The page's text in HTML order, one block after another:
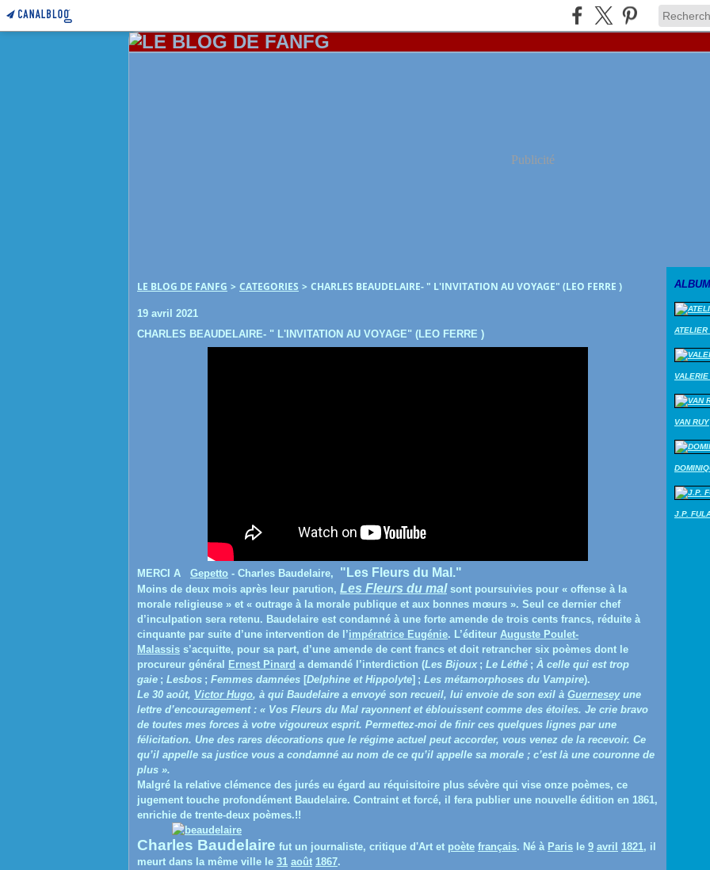
Publicité
LE BLOG DE FANFG > CATEGORIES > CHARLES BEAUDELAIRE- " L'INVITATION AU VOYAGE" (LEO FERRE )
19 avril 2021
CHARLES BEAUDELAIRE- " L'INVITATION AU VOYAGE" (LEO FERRE )
MERCI A Gepetto - Charles Baudelaire, "Les Fleurs du Mal."
Moins de deux mois après leur parution, Les Fleurs du malsont poursuivies pour « offense à la
morale religieuse » et « outrage à la morale publique et aux bonnes mœurs ». Seul ce dernier chef
d’inculpation sera retenu. Baudelaire est condamné à une forte amende de trois cents francs, réduite à
cinquante par suite d’une intervention de l’impératrice Eugénie. L’éditeur Auguste Poulet-
Malassis s’acquitte, pour sa part, d’une amende de cent francs et doit retrancher six poèmes dont le
procureur général Ernest Pinard a demandé l’interdiction (Les Bijoux; Le Léthé ; À celle qui est trop
gaie ; Lesbos ; Femmes damnées [Delphine et Hippolyte] ; Les métamorphoses du Vampire).
Le 30 août, Victor Hugo, à qui Baudelaire a envoyé son recueil, lui envoie de son exil à Guerneseyune
lettre d’encouragement : « Vos Fleurs du Mal rayonnent et éblouissent comme des étoiles. Je crie bravo
de toutes mes forces à votre vigoureux esprit. Permettez-moi de finir ces quelques lignes par une
félicitation. Une des rares décorations que le régime actuel peut accorder, vous venez de la recevoir. Ce
qu’il appelle sa justice vous a condamné au nom de ce qu’il appelle sa morale ; c’est là une couronne de
plus ».
Malgré la relative clémence des jurés eu égard au réquisitoire plus sévère qui vise onze poèmes, ce
jugement touche profondément Baudelaire. Contraint et forcé, il fera publier une nouvelle édition en 1861,
enrichie de trente-deux poèmes.!!
Charles Baudelaire fut un journaliste, critique d'Art et poète français. Né à Paris le 9 avril 1821, il
meurt dans la même ville le 31 août 1867.
ATELIER
VAN RUY
J.P.